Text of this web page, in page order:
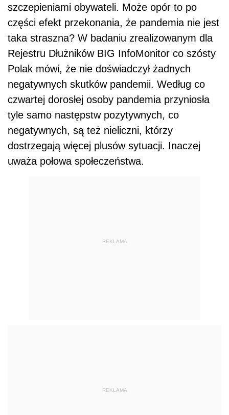
szczepieniami obywateli. Może opór to po
części efekt przekonania, że pandemia nie jest
taka straszna? W badaniu zrealizowanym dla
Rejestru Dłużników BIG InfoMonitor co szósty
Polak mówi, że nie doświadczył żadnych
negatywnych skutków pandemii. Według co
czwartej dorosłej osoby pandemia przyniosła
tyle samo następstw pozytywnych, co
negatywnych, są też nieliczni, którzy
dostrzegają więcej plusów sytuacji. Inaczej
uważa połowa społeczeństwa.
REKLAMA
REKLAMA